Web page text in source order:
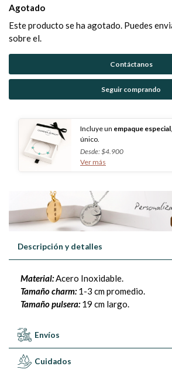
Agotado
Este producto se ha agotado. Puedes
sobre el.
Contáctanos
Seguir comprando
Incluye un empaque especial
único.
Desde: $4.900
Ver más
Descripción y detalles
Material:Acero Inoxidable.
Tamaño charm: 1-3 cm promedio.
Tamaño pulsera:19 cm largo.
Envíos
Cuidados